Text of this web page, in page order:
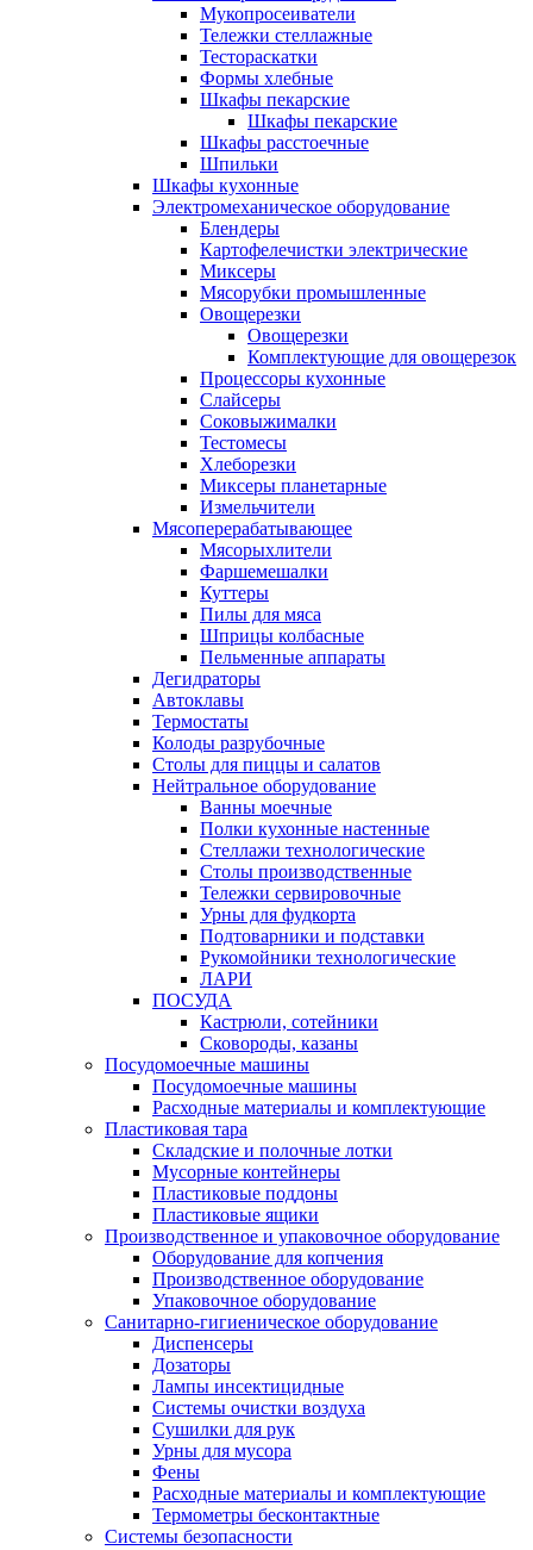
Мукопросеиватели
Тележки стеллажные
Тестораскатки
Формы хлебные
Шкафы пекарские
Шкафы пекарские
Шкафы расстоечные
Шпильки
Шкафы кухонные
Электромеханическое оборудование
Блендеры
Картофелечистки электрические
Миксеры
Мясорубки промышленные
Овощерезки
Овощерезки
Комплектующие для овощерезок
Процессоры кухонные
Слайсеры
Соковыжималки
Тестомесы
Хлеборезки
Миксеры планетарные
Измельчители
Мясоперерабатывающее
Мясорыхлители
Фаршемешалки
Куттеры
Пилы для мяса
Шприцы колбасные
Пельменные аппараты
Дегидраторы
Автоклавы
Термостаты
Колоды разрубочные
Столы для пиццы и салатов
Нейтральное оборудование
Ванны моечные
Полки кухонные настенные
Стеллажи технологические
Столы производственные
Тележки сервировочные
Урны для фудкорта
Подтоварники и подставки
Рукомойники технологические
ЛАРИ
ПОСУДА
Кастрюли, сотейники
Сковороды, казаны
Посудомоечные машины
Посудомоечные машины
Расходные материалы и комплектующие
Пластиковая тара
Складские и полочные лотки
Мусорные контейнеры
Пластиковые поддоны
Пластиковые ящики
Производственное и упаковочное оборудование
Оборудование для копчения
Производственное оборудование
Упаковочное оборудование
Санитарно-гигиеническое оборудование
Диспенсеры
Дозаторы
Лампы инсектицидные
Системы очистки воздуха
Сушилки для рук
Урны для мусора
Фены
Расходные материалы и комплектующие
Термометры бесконтактные
Системы безопасности